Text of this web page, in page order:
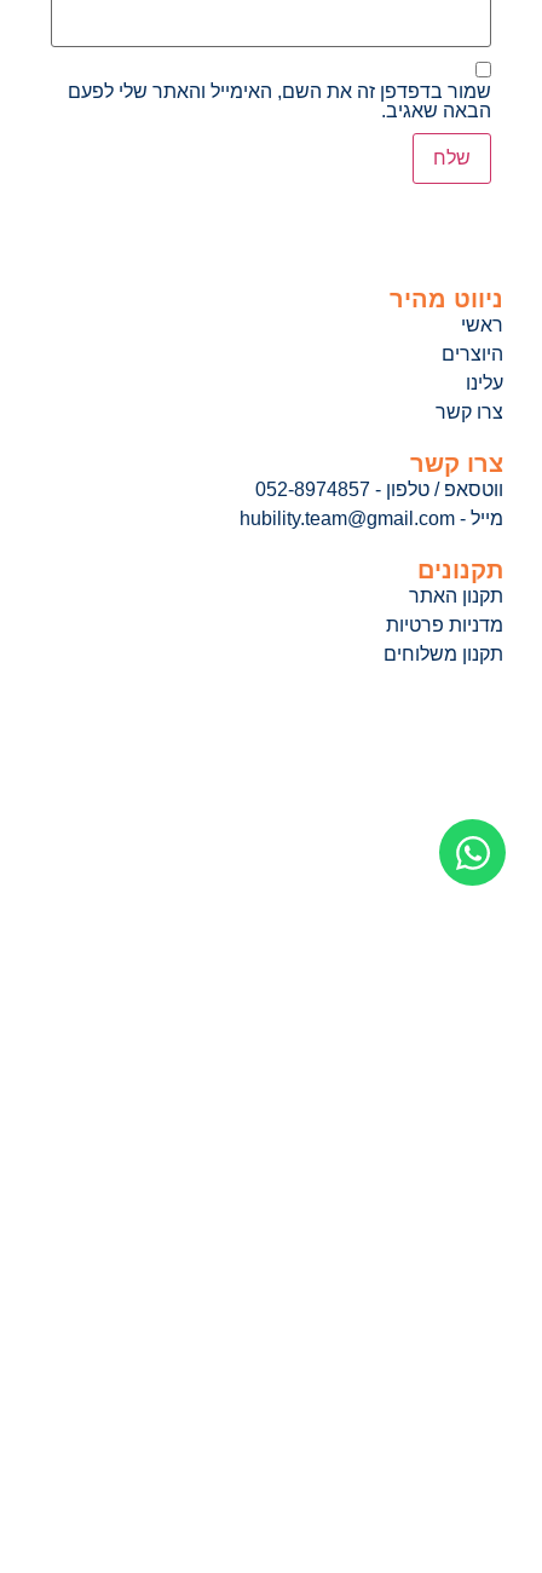
שמור בדפדפן זה את השם, האימייל והאתר שלי לפעם
הבאה שאגיב.
ניווט מהיר
ראשי
היוצרים
עלינו
צרו קשר
צרו קשר
ווטסאפ / טלפון - 052-8974857
מייל - hubility.team@gmail.com
תקנונים
תקנון האתר
מדניות פרטיות
תקנון משלוחים